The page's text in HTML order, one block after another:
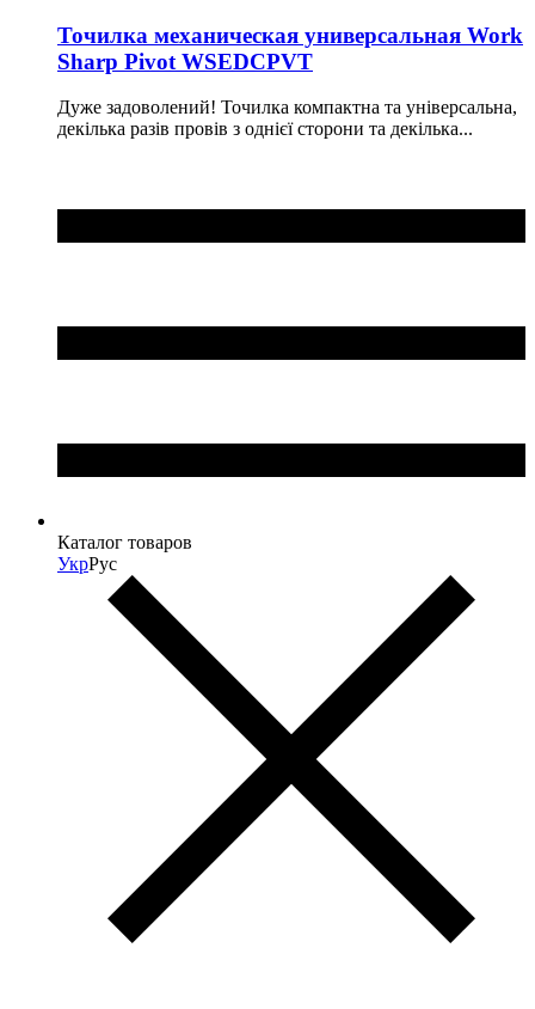
Точилка механическая универсальная Work
Sharp Pivot WSEDCPVT
Дуже задоволений! Точилка компактна та універсальна,
декілька разів провів з однієї сторони та декілька...
Каталог товаров
УкрРус